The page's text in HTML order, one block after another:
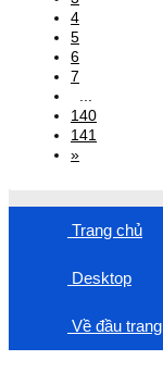
4
5
6
7
140
141
»
Trang chủ
Desktop
Về đầu trang